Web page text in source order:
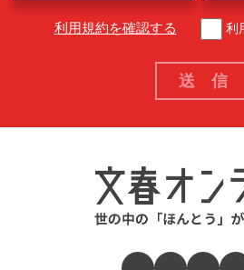
利用規約を確認する 利